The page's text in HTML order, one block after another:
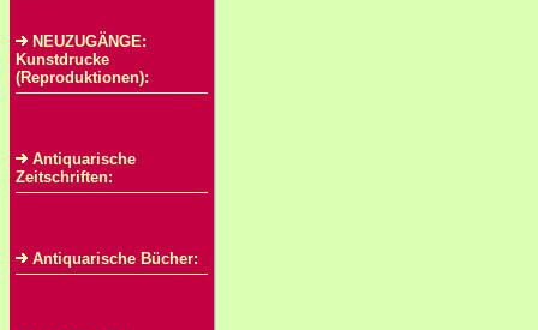
NEUZUGÄNGE:
Kunstdrucke
(Reproduktionen):
Antiquarische
Zeitschriften:
Antiquarische Bücher: